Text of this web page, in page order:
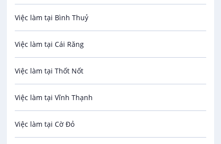
Bảo hiểm
Biên phiên dịch
Bưu chính viễn thông
Cơ khí
Công nghệ sinh học
Việc làm tại Bình Thuỷ
Việc làm tại Cái Răng
Việc làm tại Thốt Nốt
Việc làm tại Vĩnh Thạnh
Việc làm tại Cờ Đỏ